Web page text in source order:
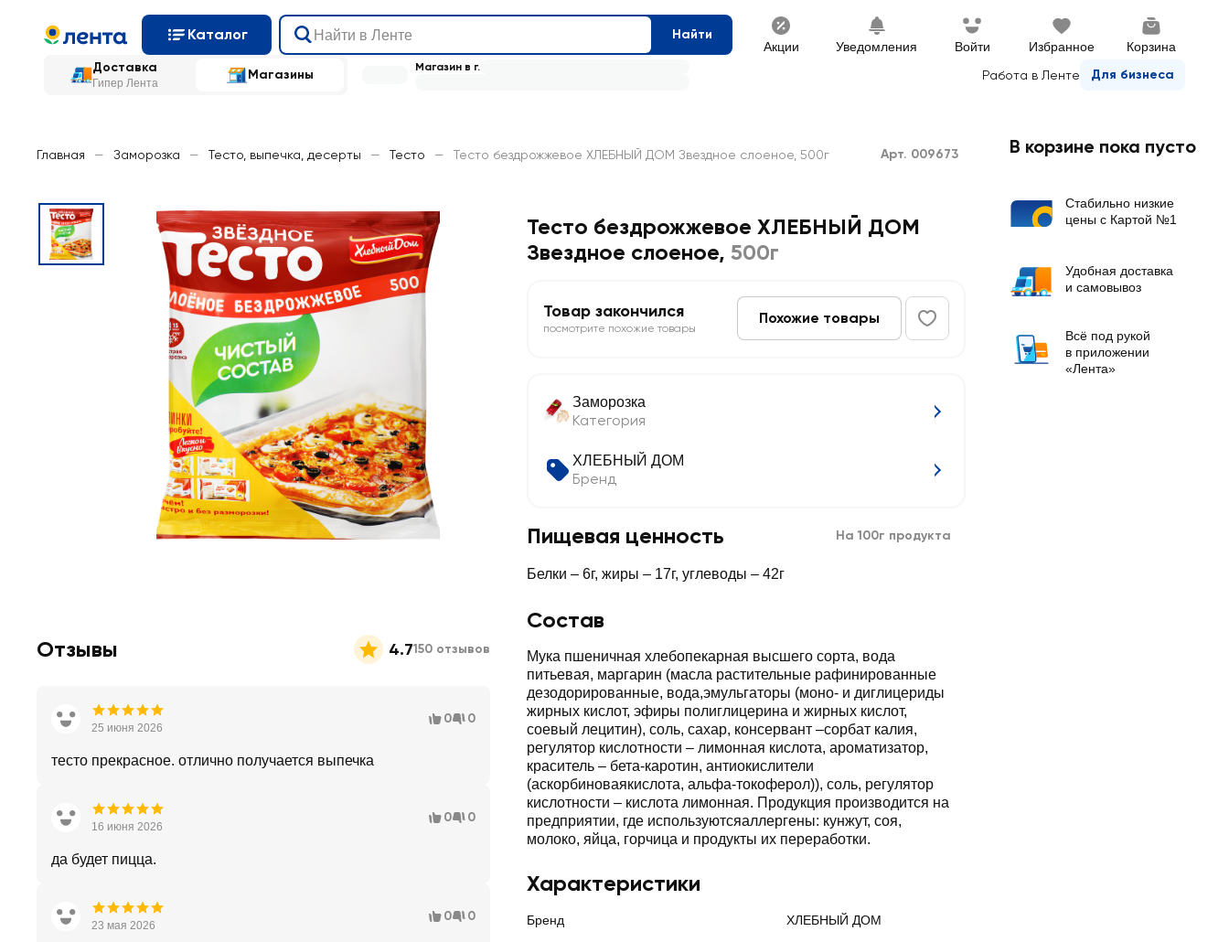
Каталог Найти
Акции Уведомления Войти Избранное Корзина
Доставка
Гипер Лента
Магазины Работа в Ленте Для бизнеса
Магазин в г.
Главная — Заморозка — Тесто, выпечка, десерты — Тесто — Тесто бездрожжевое ХЛЕБНЫЙ ДОМ Звездное слоеное, 500г Арт. 009673
Тесто бездрожжевое ХЛЕБНЫЙ ДОМ
Звездное слоеное, 500г
Товар закончился
посмотрите похожие товары
Похожие товары
Заморозка
Категория
ХЛЕБНЫЙ ДОМ
Бренд
Пищевая ценность На 100г продукта
Белки – 6г, жиры – 17г, углеводы – 42г
Состав
Мука пшеничная хлебопекарная высшего сорта, вода
питьевая, маргарин (масла растительные рафинированные
дезодорированные, вода,эмульгаторы (моно- и диглицериды
жирных кислот, эфиры полиглицерина и жирных кислот,
соевый лецитин), соль, сахар, консервант –сорбат калия,
регулятор кислотности – лимонная кислота, ароматизатор,
краситель – бета-каротин, антиокислители
(аскорбиноваякислота, альфа-токоферол)), соль, регулятор
кислотности – кислота лимонная. Продукция производится на
предприятии, где используютсяаллергены: кунжут, соя,
молоко, яйца, горчица и продукты их переработки.
Характеристики
Бренд ХЛЕБНЫЙ ДОМ
Отзывы 4.7150 отзывов
25 июня 2026
0 0
тесто прекрасное. отлично получается выпечка
16 июня 2026
0 0
да будет пицца.
23 мая 2026
0 0
В корзине пока пусто
Стабильно низкие
цены с Картой №1
Удобная доставка
и самовывоз
Всё под рукой
в приложении
«Лента»